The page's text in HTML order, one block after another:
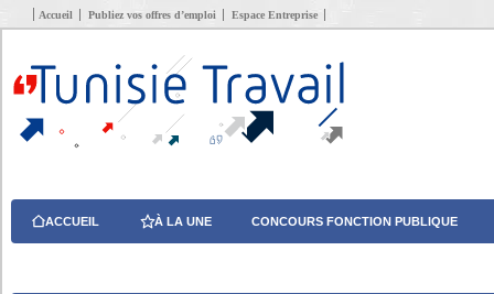
Accueil Publiez vos offres d’emploi Espace Entreprise
ACCUEIL À LA UNE CONCOURS FONCTION PUBLIQUE